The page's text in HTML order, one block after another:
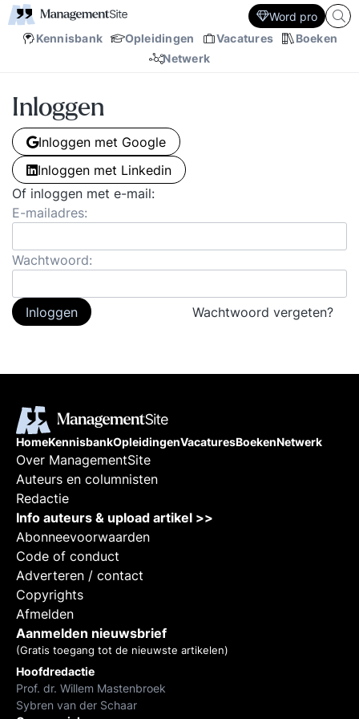
Kennisbank Opleidingen Vacatures
Boeken
Netwerk
Word pro
Inloggen
Inloggen met Google
Inloggen met Linkedin
Of inloggen met e-mail:
E-mailadres:
Wachtwoord:
Inloggen Wachtwoord vergeten?
HomeKennisbankOpleidingenVacaturesBoekenNetwerk
Over ManagementSite
Auteurs en columnisten
Redactie
Info auteurs & upload artikel >>
Abonneevoorwaarden
Code of conduct
Adverteren / contact
Copyrights
Afmelden
Aanmelden nieuwsbrief
(Gratis toegang tot de nieuwste artikelen)
Hoofdredactie
Prof. dr. Willem Mastenbroek
Sybren van der Schaar